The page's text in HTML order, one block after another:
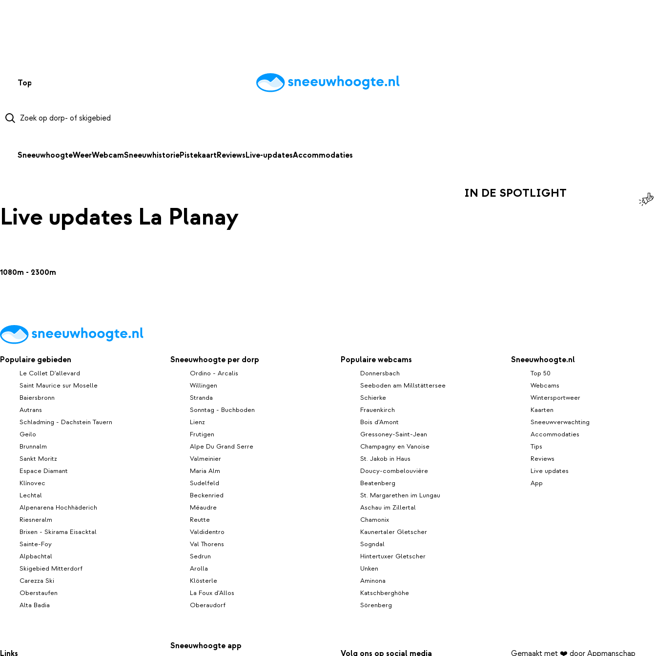
Top 50 AccommodatiesTipsReviewsLive updatesApp
SneeuwhoogteWeerWebcamSneeuwhistoriePistekaartReviewsLive-updatesAccommodaties
Live updates La Planay
1080m - 2300m
IN DE SPOTLIGHT
Populaire gebieden
Le Collet D'allevard
Saint Maurice sur Moselle
Baiersbronn
Autrans
Schladming - Dachstein Tauern
Geilo
Brunnalm
Sankt Moritz
Espace Diamant
Klínovec
Lechtal
Alpenarena Hochhäderich
Riesneralm
Brixen - Skirama Eisacktal
Sainte-Foy
Alpbachtal
Skigebied Mitterdorf
Carezza Ski
Oberstaufen
Alta Badia
Sneeuwhoogte per dorp
Ordino - Arcalis
Willingen
Stranda
Sonntag - Buchboden
Lienz
Frutigen
Alpe Du Grand Serre
Valmeinier
Maria Alm
Sudelfeld
Beckenried
Méaudre
Reutte
Valdidentro
Val Thorens
Sedrun
Arolla
Klösterle
La Foux d'Allos
Oberaudorf
Populaire webcams
Donnersbach
Seeboden am Millstättersee
Schierke
Frauenkirch
Bois d'Amont
Gressoney-Saint-Jean
Champagny en Vanoise
St. Jakob in Haus
Doucy-combelouvière
Beatenberg
St. Margarethen im Lungau
Aschau im Zillertal
Chamonix
Kaunertaler Gletscher
Sogndal
Hintertuxer Gletscher
Unken
Aminona
Katschberghöhe
Sörenberg
Sneeuwhoogte.nl
Top 50
Webcams
Wintersportweer
Kaarten
Sneeuwverwachting
Accommodaties
Tips
Reviews
Live updates
App
Links
Sneeuwhoogte app
Volg ons op social media Gemaakt met ❤️ door Appmanschap